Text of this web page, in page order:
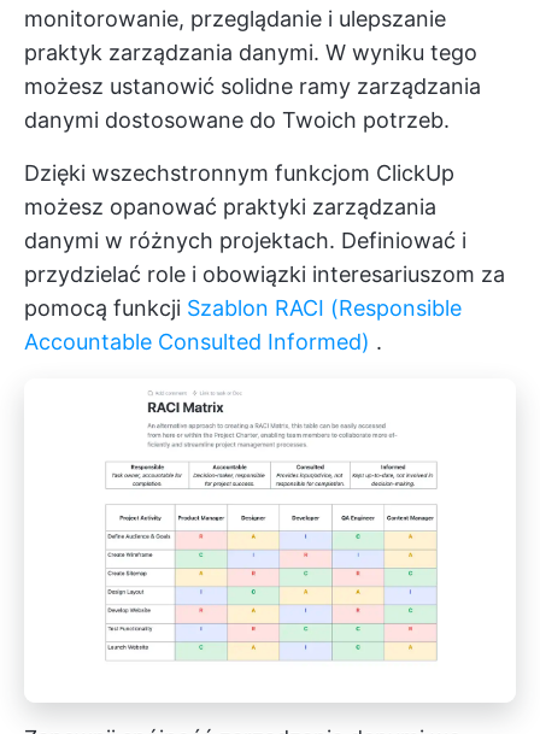
monitorowanie, przeglądanie i ulepszanie
praktyk zarządzania danymi. W wyniku tego
możesz ustanowić solidne ramy zarządzania
danymi dostosowane do Twoich potrzeb.
Dzięki wszechstronnym funkcjom ClickUp
możesz opanować praktyki zarządzania
danymi w różnych projektach. Definiować i
przydzielać role i obowiązki interesariuszom za
pomocą funkcji Szablon RACI (Responsible
Accountable Consulted Informed) .